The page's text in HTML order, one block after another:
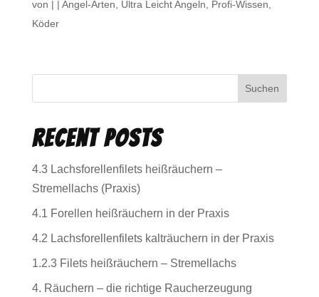
von | | Angel-Arten, Ultra Leicht Angeln, Profi-Wissen,
Köder
Suchen
Recent Posts
4.3 Lachsforellenfilets heißräuchern –
Stremellachs (Praxis)
4.1 Forellen heißräuchern in der Praxis
4.2 Lachsforellenfilets kalträuchern in der Praxis
1.2.3 Filets heißräuchern – Stremellachs
4. Räuchern – die richtige Raucherzeugung